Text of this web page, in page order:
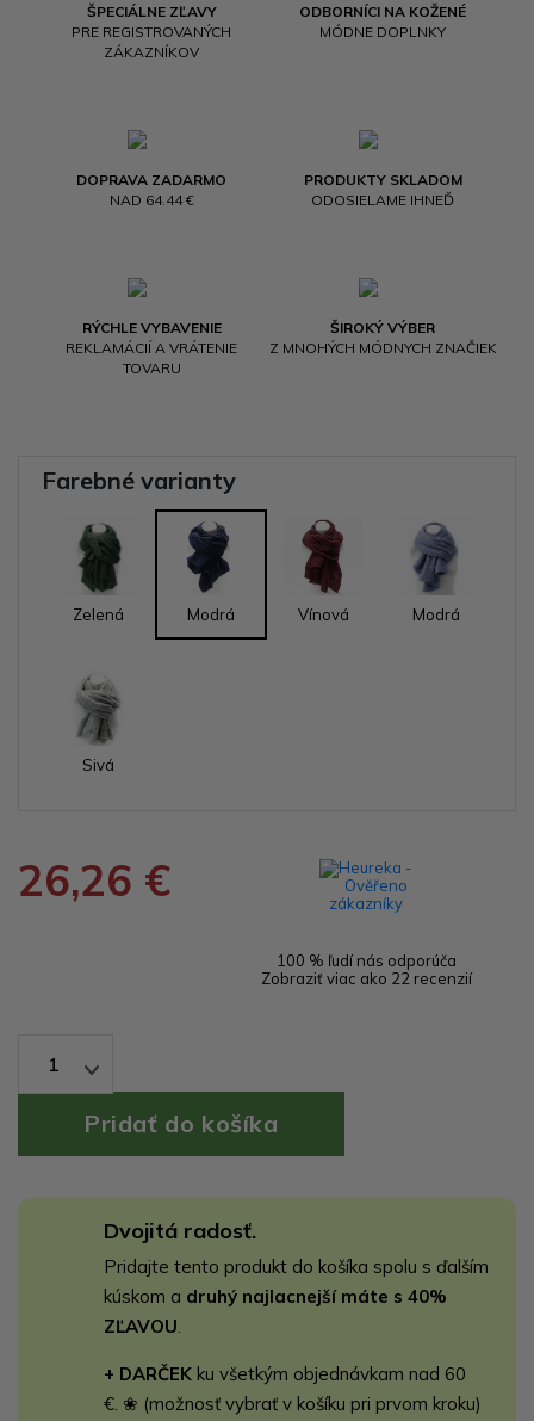
ŠPECIÁLNE ZĽAVY
PRE REGISTROVANÝCH
ZÁKAZNÍKOV
ODBORNÍCI NA KOŽENÉ
MÓDNE DOPLNKY
DOPRAVA ZADARMO
NAD 64.44 €
PRODUKTY SKLADOM
ODOSIELAME IHNEĎ
RÝCHLE VYBAVENIE
REKLAMÁCIÍ A VRÁTENIE
TOVARU
ŠIROKÝ VÝBER
Z MNOHÝCH MÓDNYCH ZNAČIEK
Farebné varianty
Zelená Modrá Vínová Modrá
Sivá
26,26 €
100 % ľudí nás odporúča
Zobraziť viac ako 22 recenzií
1
Dvojitá radosť.
Pridajte tento produkt do košíka spolu s ďalším
kúskom a druhý najlacnejší máte s 40%
ZĽAVOU
+ DARČEK ku všetkým objednávkam nad 60
€. ❀ (možnosť vybrať v košíku pri prvom kroku)